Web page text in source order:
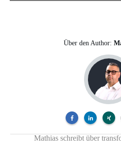
Über den Author:
Mathias schreibt über